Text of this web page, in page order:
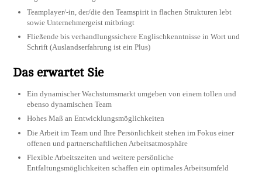
Teamplayer/-in, der/die den Teamspirit in flachen Strukturen lebt
sowie Unternehmergeist mitbringt
Fließende bis verhandlungssichere Englischkenntnisse in Wort und
Schrift (Auslandserfahrung ist ein Plus)
Das erwartet Sie
Ein dynamischer Wachstumsmarkt umgeben von einem tollen und
ebenso dynamischen Team
Hohes Maß an Entwicklungsmöglichkeiten
Die Arbeit im Team und Ihre Persönlichkeit stehen im Fokus einer
offenen und partnerschaftlichen Arbeitsatmosphäre
Flexible Arbeitszeiten und weitere persönliche
Entfaltungsmöglichkeiten schaffen ein optimales Arbeitsumfeld